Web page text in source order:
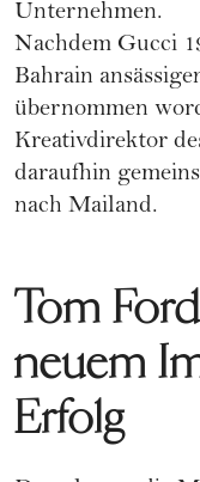
Unternehmen.
Nachdem Gucci
Bahrain
übernommen
Kreativdirektor
daraufhin
nach Mailand.
Tom
neuem
Erfolg